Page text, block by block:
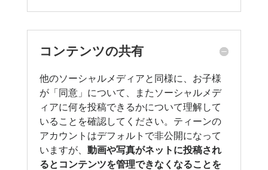
コンテンツの共有
他のソーシャルメディアと同様に、お子様
が「同意」について、またソーシャルメデ
ィアに何を投稿できるかについて理解して
いることを確認してください。ティーンの
アカウントはデフォルトで非公開になって
いますが、 動画や写真がネットに投稿され
るとコンテンツを管理できなくなることを